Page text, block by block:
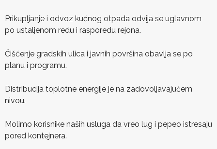
Prikupljanje i odvoz kućnog otpada odvija se uglavnom
po ustaljenom redu i rasporedu rejona.
Čišćenje gradskih ulica i javnih površina obavlja se po
planu i programu.
Distribucija toplotne energije je na zadovoljavajućem
nivou.
Molimo korisnike naših usluga da vreo lug i pepeo istresaju
pored kontejnera.